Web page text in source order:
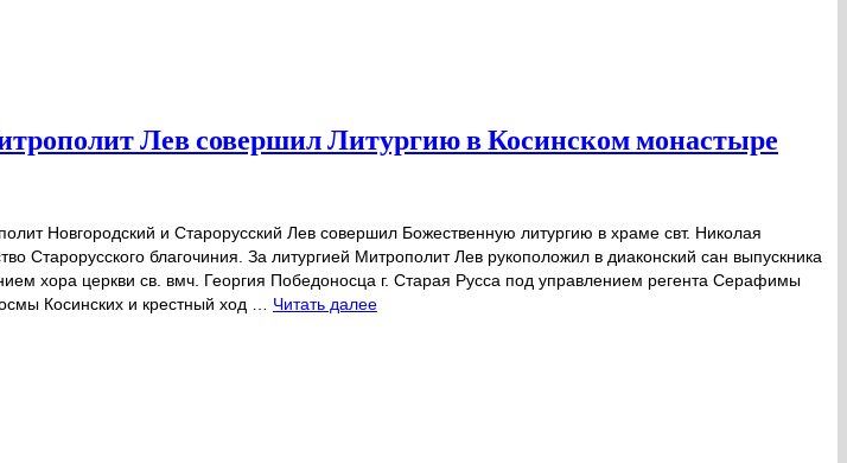
Лев совершил Литургию в Косинском монастыре
Новгородский и Старорусский Лев совершил Божественную литургию в храме свт. Николая
Старорусского благочиния. За литургией Митрополит Лев рукоположил в диаконский сан выпускника
хора церкви св. вмч. Георгия Победоносца г. Старая Русса под управлением регента Серафимы
Косинских и крестный ход … Читать далее